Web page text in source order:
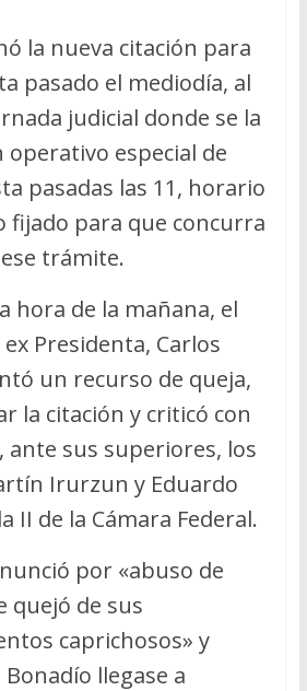
la nueva citación para
pasado el mediodía, al
judicial donde se la
operativo especial de
pasadas las 11, horario
fijado para que concurra
trámite.
hora de la mañana, el
Presidenta, Carlos
un recurso de queja,
la citación y criticó con
ante sus superiores, los
Irurzun y Eduardo
II de la Cámara Federal.
por «abuso de
quejó de sus
caprichosos» y
llegase a